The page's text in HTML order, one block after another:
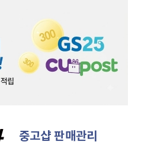
중고샵 판매관리